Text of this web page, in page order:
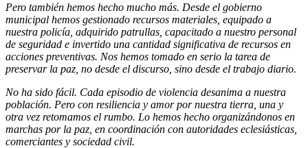
Pero también hemos hecho mucho más. Desde el gobierno
municipal hemos gestionado recursos materiales, equipado a
nuestra policía, adquirido patrullas, capacitado a nuestro personal
de seguridad e invertido una cantidad significativa de recursos en
acciones preventivas. Nos hemos tomado en serio la tarea de
preservar la paz, no desde el discurso, sino desde el trabajo diario.
No ha sido fácil. Cada episodio de violencia desanima a nuestra
población. Pero con resiliencia y amor por nuestra tierra, una y
otra vez retomamos el rumbo. Lo hemos hecho organizándonos en
marchas por la paz, en coordinación con autoridades eclesiásticas,
comerciantes y sociedad civil.